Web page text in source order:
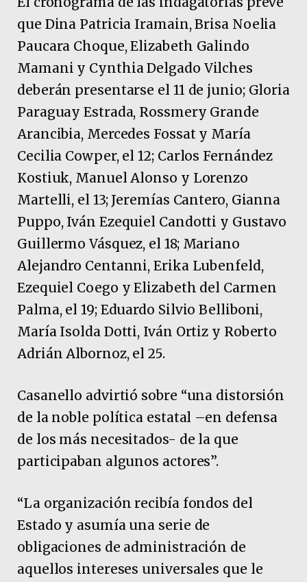
que Dina Patricia Iramain, Brisa Noelia
Paucara Choque, Elizabeth Galindo
Mamani y Cynthia Delgado Vilches
deberán presentarse el 11 de junio; Gloria
Paraguay Estrada, Rossmery Grande
Arancibia, Mercedes Fossat y María
Cecilia Cowper, el 12; Carlos Fernández
Kostiuk, Manuel Alonso y Lorenzo
Martelli, el 13; Jeremías Cantero, Gianna
Puppo, Iván Ezequiel Candotti y Gustavo
Guillermo Vásquez, el 18; Mariano
Alejandro Centanni, Erika Lubenfeld,
Ezequiel Coego y Elizabeth del Carmen
Palma, el 19; Eduardo Silvio Belliboni,
María Isolda Dotti, Iván Ortiz y Roberto
Adrián Albornoz, el 25.
Casanello advirtió sobre “una distorsión
de la noble política estatal –en defensa
de los más necesitados- de la que
participaban algunos actores”.
“La organización recibía fondos del
Estado y asumía una serie de
obligaciones de administración de
aquellos intereses universales que le